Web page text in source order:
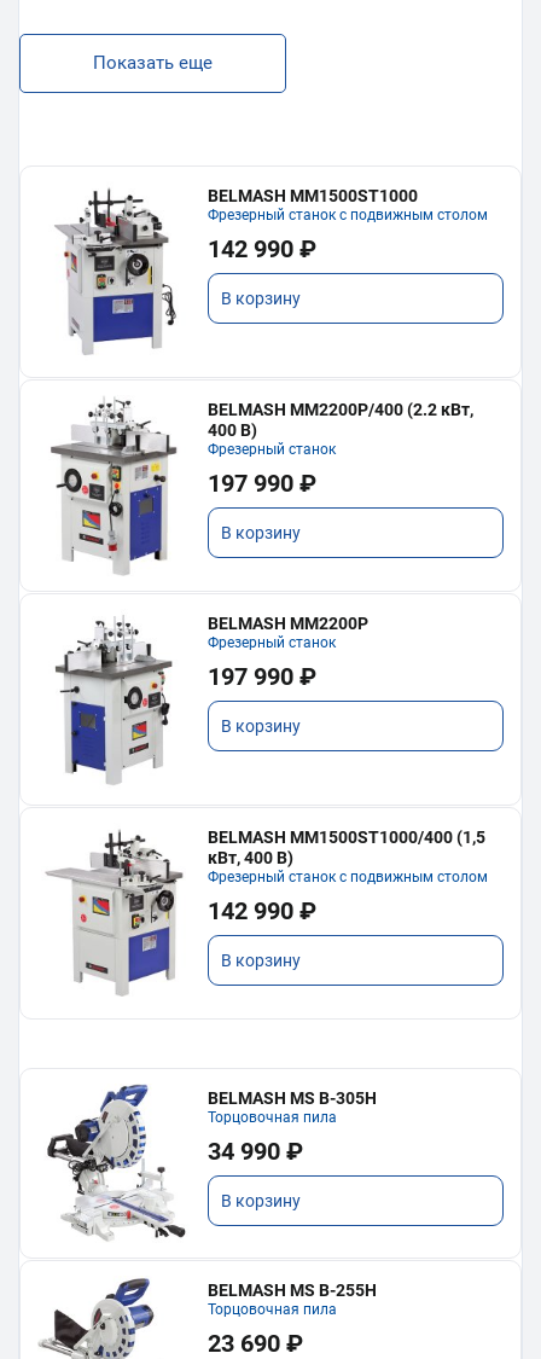
Показать еще
BELMASH MM1500ST1000
Фрезерный станок с подвижным столом
142 990 ₽
В корзину
BELMASH MM2200P/400 (2.2 кВт,
400 В)
Фрезерный станок
197 990 ₽
В корзину
BELMASH MM2200P
Фрезерный станок
197 990 ₽
В корзину
BELMASH MM1500ST1000/400 (1,5
кВт, 400 В)
Фрезерный станок с подвижным столом
142 990 ₽
В корзину
BELMASH MS B-305H
Торцовочная пила
34 990 ₽
В корзину
BELMASH MS B-255H
Торцовочная пила
23 690 ₽